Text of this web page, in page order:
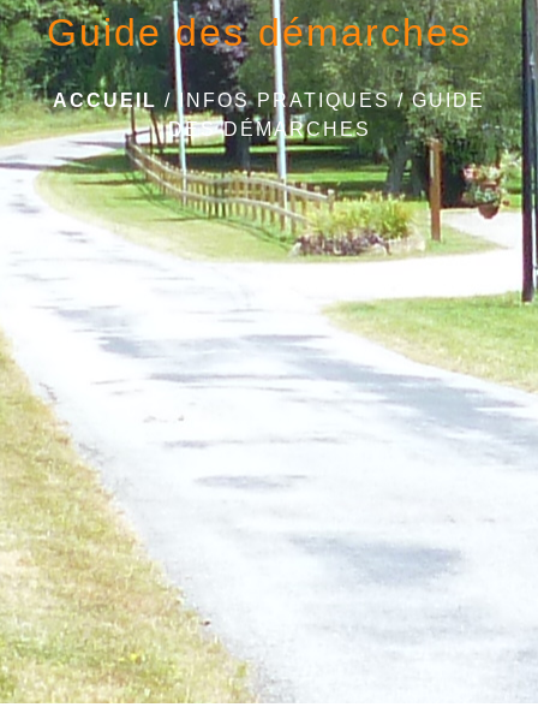
Guide des démarches
ACCUEIL /INFOS PRATIQUES/GUIDE
DES DÉMARCHES